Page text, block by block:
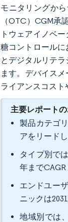
モニタリングか
（OTC）CGM
トウェアイノベ
糖コントロール
とデジタルリテ
ます。デバイス
ライアンスコスト
主要レポート
製品カテゴ
アをリード
タイプ別で
年までCAGR
エンドユー
ニックは
地域別では